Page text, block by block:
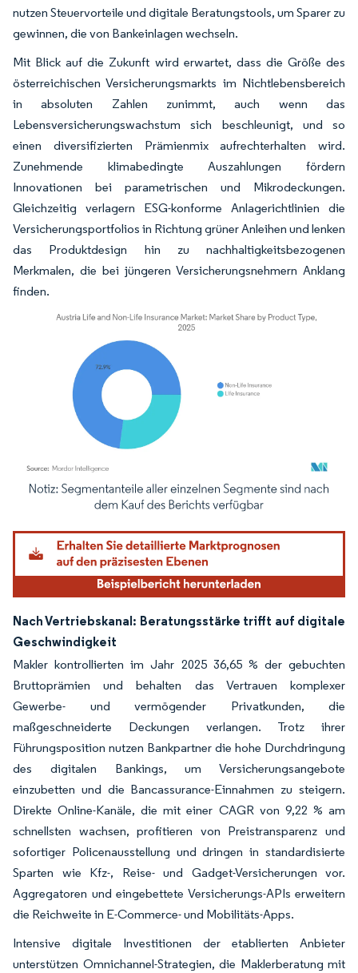
nutzen Steuervorteile und digitale Beratungstools, um Sparer zu
gewinnen, die von Bankeinlagen wechseln.
Mit Blick auf die Zukunft wird erwartet, dass die Größe des
österreichischen Versicherungsmarkts im Nichtlebensbereich
in absoluten Zahlen zunimmt, auch wenn das
Lebensversicherungswachstum sich beschleunigt, und so
einen diversifizierten Prämienmix aufrechterhalten wird.
Zunehmende klimabedingte Auszahlungen fördern
Innovationen bei parametrischen und Mikrodeckungen.
Gleichzeitig verlagern ESG-konforme Anlagerichtlinien die
Versicherungsportfolios in Richtung grüner Anleihen und lenken
das Produktdesign hin zu nachhaltigkeitsbezogenen
Merkmalen, die bei jüngeren Versicherungsnehmern Anklang
finden.
Bild © Mordor Intelligence. Wiederverwendung erfordert Namensnennung
Nach Vertriebskanal: Beratungsstärke trifft auf digitale
Geschwindigkeit
Makler kontrollierten im Jahr 2025 36,65 % der gebuchten
Bruttoprämien und behalten das Vertrauen komplexer
Gewerbe- und vermögender Privatkunden, die
maßgeschneiderte Deckungen verlangen. Trotz ihrer
Führungsposition nutzen Bankpartner die hohe Durchdringung
des digitalen Bankings, um Versicherungsangebote
einzubetten und die Bancassurance-Einnahmen zu steigern.
Direkte Online-Kanäle, die mit einer CAGR von 9,22 % am
schnellsten wachsen, profitieren von Preistransparenz und
sofortiger Policenausstellung und dringen in standardisierte
Sparten wie Kfz-, Reise- und Gadget-Versicherungen vor.
Aggregatoren und eingebettete Versicherungs-APIs erweitern
die Reichweite in E-Commerce- und Mobilitäts-Apps.
Intensive digitale Investitionen der etablierten Anbieter
unterstützen Omnichannel-Strategien, die Maklerberatung mit